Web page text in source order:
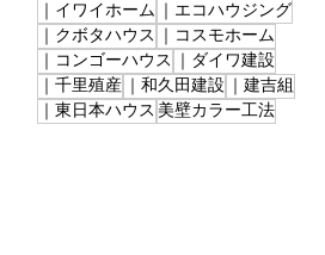
｜イワイホーム
｜エコハウジング
｜クボタハウス
｜コスモホーム
｜コンゴーハウス
｜ダイワ建設
｜千里殖産
｜和久田建設
｜建吉組
｜東日本ハウス 美壁カラー工法